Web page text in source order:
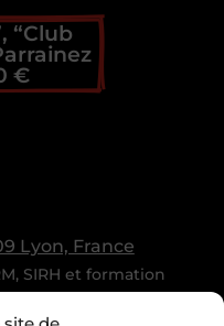
“Club
€
Lyon, France
SIRH et formation